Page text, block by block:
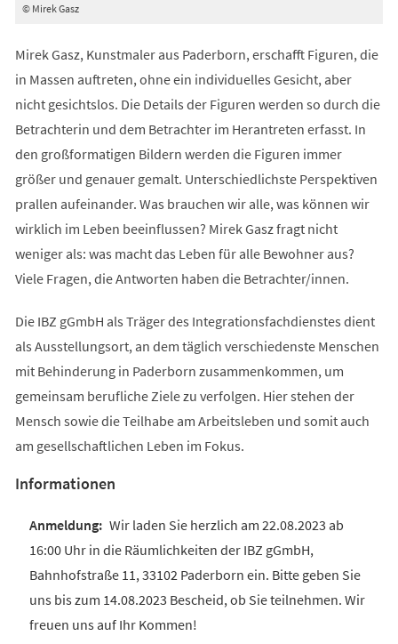
© Mirek Gasz
Mirek Gasz, Kunstmaler aus Paderborn, erschafft Figuren, die
in Massen auftreten, ohne ein individuelles Gesicht, aber
nicht gesichtslos. Die Details der Figuren werden so durch die
Betrachterin und dem Betrachter im Herantreten erfasst. In
den großformatigen Bildern werden die Figuren immer
größer und genauer gemalt. Unterschiedlichste Perspektiven
prallen aufeinander. Was brauchen wir alle, was können wir
wirklich im Leben beeinflussen? Mirek Gasz fragt nicht
weniger als: was macht das Leben für alle Bewohner aus?
Viele Fragen, die Antworten haben die Betrachter/innen.
Die IBZ gGmbH als Träger des Integrationsfachdienstes dient
als Ausstellungsort, an dem täglich verschiedenste Menschen
mit Behinderung in Paderborn zusammenkommen, um
gemeinsam berufliche Ziele zu verfolgen. Hier stehen der
Mensch sowie die Teilhabe am Arbeitsleben und somit auch
am gesellschaftlichen Leben im Fokus.
Informationen
Wir laden Sie herzlich am 22.08.2023 ab
16:00 Uhr in die Räumlichkeiten der IBZ gGmbH,
Bahnhofstraße 11, 33102 Paderborn ein. Bitte geben Sie
uns bis zum 14.08.2023 Bescheid, ob Sie teilnehmen. Wir
freuen uns auf Ihr Kommen!